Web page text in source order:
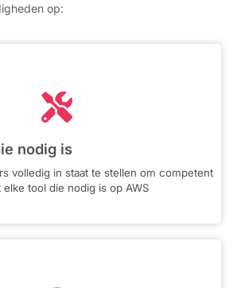
op:
nodig is
volledig in staat te stellen om competent
tool die nodig is op AWS